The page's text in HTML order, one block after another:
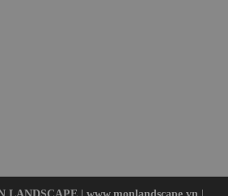
LANDSCAPE | www.monlandscape.vn |